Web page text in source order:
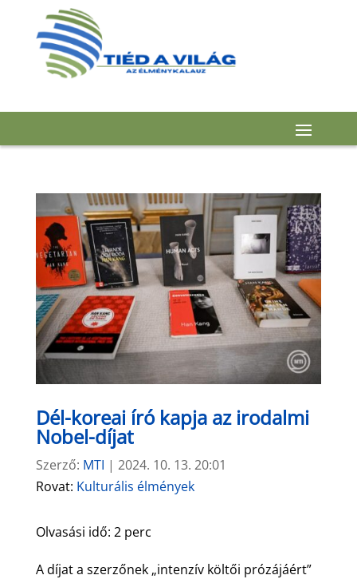
Dél-koreai író kapja az irodalmi
Nobel-díjat
Szerző: MTI | 2024. 10. 13. 20:01
Rovat: Kulturális élmények
Olvasási idő: 2 perc
A díjat a szerzőnek „intenzív költői prózájáért”